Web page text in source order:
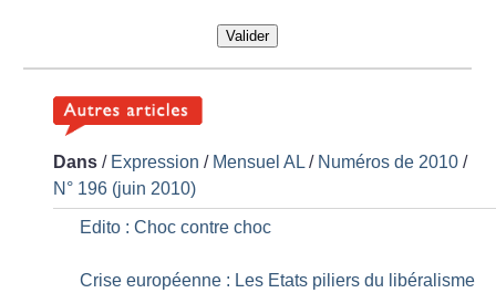
Valider
Dans / Expression / Mensuel AL / Numéros de 2010 /
N° 196 (juin 2010)
Edito : Choc contre choc
Crise européenne : Les Etats piliers du libéralisme